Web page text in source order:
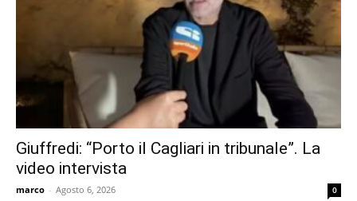
Giuffredi: “Porto il Cagliari in tribunale”. La
video intervista
marco - Agosto 6, 2026 0